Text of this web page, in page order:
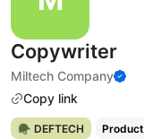
Copywriter
Miltech Company
Copy link
🪖 DEFTECH Product